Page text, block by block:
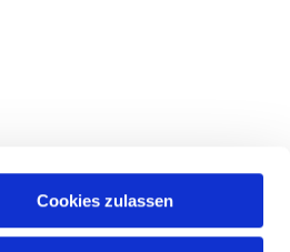
Cookies zulassen